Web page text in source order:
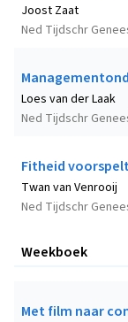
Ned Tijdschr
Joost Zaat
Ned Tijdschr
Loes van der Laak
Fitheid
Ned Tijdschr
Twan van Venrooij
Weekboek
Met film naar